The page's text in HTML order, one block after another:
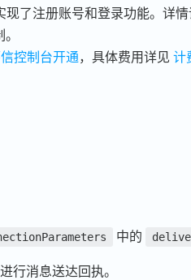
现了注册账号和登录功能。详
控制台开通，具体费用详见计
中的
行消息送达回执。